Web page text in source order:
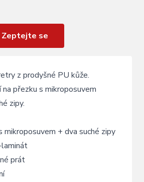
Zeptejte se
z prodyšné PU kůže.
na přezku s mikroposuvem
zipy.
mikroposuvem + dva suché zipy
laminát
prát